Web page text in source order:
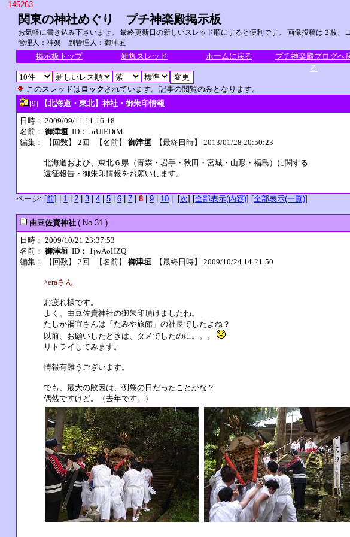
145263
関東の神社めぐり プチ神楽殿掲示板
お気軽に書き込み下さいませ。 最終更新日の新しいスレッド順にすると便利です。 画像投稿は３枚
管理人：神楽 副管理人：御津垣
掲示板トップ 新規スレッド ホームに戻る
プチ神楽殿ブログへ
る
このスレッドは ロックされています。記事の閲覧のみとなります。
[9]
【北海道・東北】神社・御朱印情報
日時： 2009/09/11 11:16:18
名前： 御津垣ID： 5rUlEDtM
編集：
【回数】 2回 【名前】 御津垣【最終日時】 2013/01/28 20:50:23
北海道および、東北６県（青森・岩手・秋田・宮城・山形・福島）に関する
遠征報告・御朱印情報をお願いします。
ページ: [前] | 1| 2| 3| 4| 5| 6| 7| 8| 9| 10| [次] [全部表示(内容)] [全部表示(一覧)]
由豆佐賣神社 ( No.31 )
日時： 2009/10/21 23:37:53
名前： 御津垣ID： 1jwAoHZQ
編集：
【回数】 2回 【名前】 御津垣【最終日時】 2009/10/24 14:21:50
>eraさん
お疲れ様です。
よく、由豆佐賣神社の御朱印頂けましたね。
たしか禰宜さんは「たみや旅館」の社長でしたよね？
以前、お願いしたときは、ダメでしたのに。。。
リトライしてみます。
情報有難うございます。
でも、最大の敗因は、例祭の日だったことかな？
偶然ですけど。（去年です。）